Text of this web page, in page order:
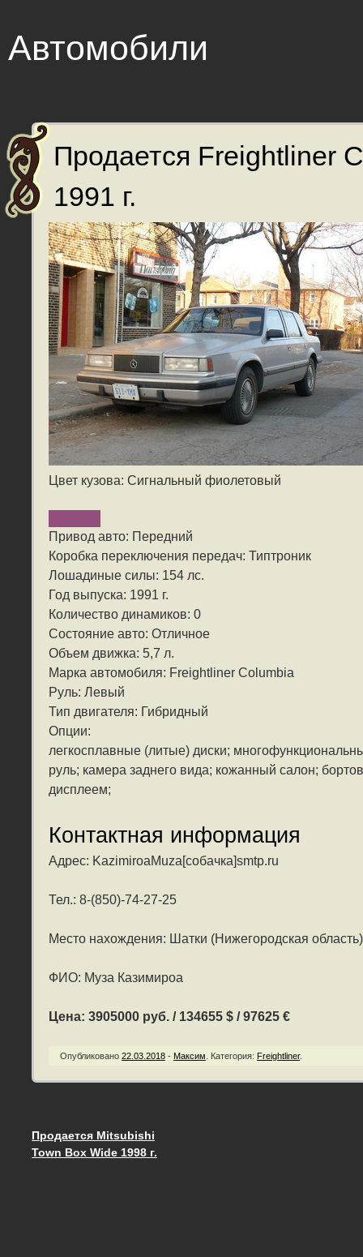
Автомобили
Продается Freightliner
1991 г.
Цвет кузова: Сигнальный фиолетовый
Привод авто: Передний
Коробка переключения передач: Типтроник
Лошадиные силы: 154 лс.
Год выпуска: 1991 г.
Количество динамиков: 0
Состояние авто: Отличное
Объем движка: 5,7 л.
Марка автомобиля: Freightliner Columbia
Руль: Левый
Тип двигателя: Гибридный
Опции:
легкосплавные (литые) диски;
руль; камера заднего вида; кожанный салон;
дисплеем;
Контактная информация
Адрес: KazimiroaMuza[собачка]smtp.ru
Тел.: 8-(850)-74-27-25
Место нахождения: Шатки (Нижегородская область)
ФИО: Муза Казимироа
Цена: 3905000 руб. / 134655 $ / 97625 €
Опубликовано 22.03.2018 - Максим Категория: Freightliner.
Запись навигация
Продается Mitsubishi
Town Box Wide 1998 г.